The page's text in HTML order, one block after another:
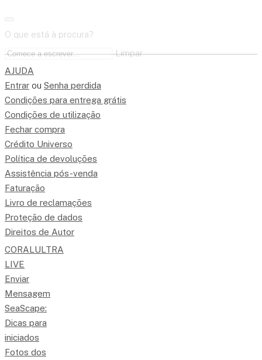
O que está à procura?
Limpar
AJUDA
Entrar ou Senha perdida
Condições para entrega grátis
Condições de utilização
Fechar compra
Crédito Universo
Política de devoluções
Assistência pós-venda
Faturação
Livro de reclamações
Proteção de dados
Direitos de Autor
CORALULTRA
LIVE
Enviar
Mensagem
SeaScape:
Dicas para
iniciados
Fotos dos